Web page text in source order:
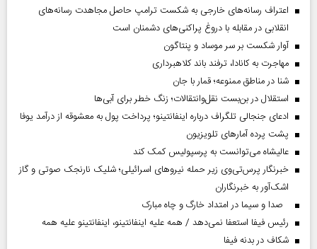
اعتراف رسانه‌های خارجی به شکست ترامپ حاصل مجاهدت رسانه‌های
انقلابی در مقابله با دروغ پراکنی‌های دشمنان است
آوار شکست بر سر موساد و پنتاگون
مهاجرت به کانادا، ترفند باند کلاهبرداری
شنا در مناطق ممنوعه؛ قمار با جان
استقلال در بن‌بست نقل‌وانتقالات؛ زنگ خطر برای آبی‌ها
ادعای جنجالی تلگراف درباره اینفانتینو؛ پرداخت پول به معشوقه از درآمد یوفا
پشت پرده آمارهای تلویزیون
عالیشاه می‌توانست به پرسپولیس کمک کند
خبرنگار پرس‌تی‌وی زیر حمله نیروهای اسرائیلی؛ شلیک نارنجک صوتی و گاز
اشک‌آور به خبرنگاران
صدا و سیما در امتداد خارگ و چاه مبارک
رئیس فیفا استعفا نمی‌دهد / همه علیه اینفانتینو، اینفانتینو علیه همه
شکاف در بدنه فیفا